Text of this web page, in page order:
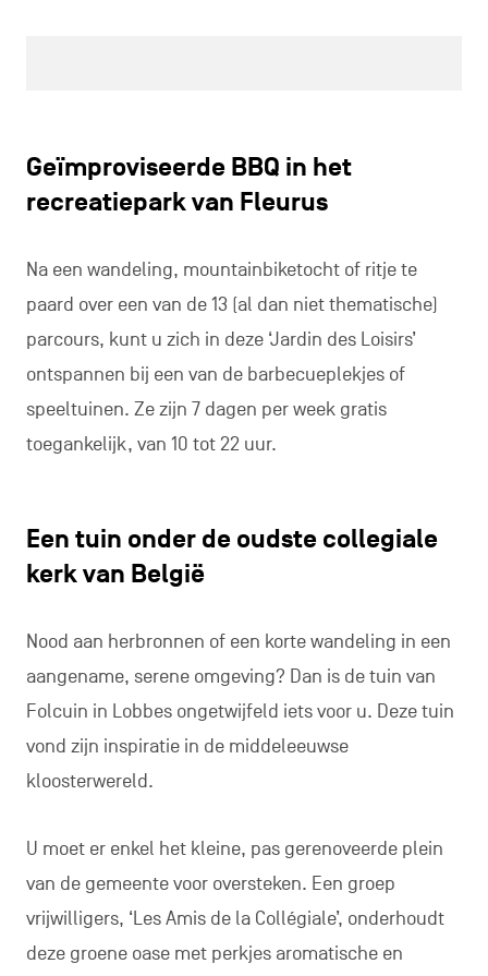
Geïmproviseerde BBQ in het
recreatiepark van Fleurus
Na een wandeling, mountainbiketocht of ritje te
paard over een van de 13 (al dan niet thematische)
parcours, kunt u zich in deze ‘Jardin des Loisirs’
ontspannen bij een van de barbecueplekjes of
speeltuinen. Ze zijn 7 dagen per week gratis
toegankelijk, van 10 tot 22 uur.
Een tuin onder de oudste collegiale
kerk van België
Nood aan herbronnen of een korte wandeling in een
aangename, serene omgeving? Dan is de tuin van
Folcuin in Lobbes ongetwijfeld iets voor u. Deze tuin
vond zijn inspiratie in de middeleeuwse
kloosterwereld.
U moet er enkel het kleine, pas gerenoveerde plein
van de gemeente voor oversteken. Een groep
vrijwilligers, ‘Les Amis de la Collégiale’, onderhoudt
deze groene oase met perkjes aromatische en